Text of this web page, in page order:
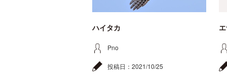
ハイタカ
Pno
投稿日： 2021/10/25